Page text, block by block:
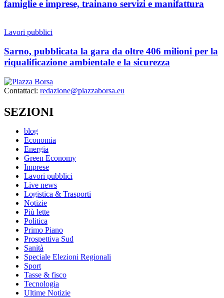
famiglie e imprese, trainano servizi e manifattura
Lavori pubblici
Sarno, pubblicata la gara da oltre 406 milioni per la
riqualificazione ambientale e la sicurezza
Contattaci: redazione@piazzaborsa.eu
SEZIONI
blog
Economia
Energia
Green Economy
Imprese
Lavori pubblici
Live news
Logistica & Trasporti
Notizie
Più lette
Politica
Primo Piano
Prospettiva Sud
Sanità
Speciale Elezioni Regionali
Sport
Tasse & fisco
Tecnologia
Ultime Notizie